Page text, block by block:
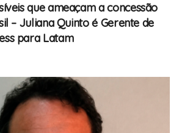
que ameaçam a concessão
– Juliana Quinto é Gerente de
para Latam